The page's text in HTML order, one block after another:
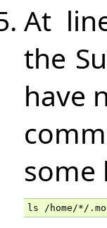
At
the
have
some
ls /home/*/